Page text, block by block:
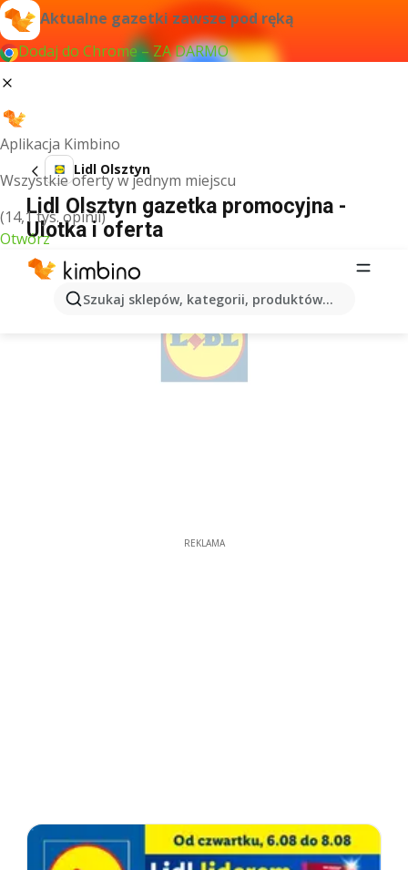
Aktualne gazetki zawsze pod ręką
Dodaj do Chrome – ZA DARMO
Aplikacja Kimbino
Wszystkie oferty w jednym miejscu
(14,1 tys. opinii)
Otwórz
Szukaj sklepów, kategorii, produktów...
Lidl Olsztyn
Lidl Olsztyn gazetka promocyjna -
Ulotka i oferta
REKLAMA